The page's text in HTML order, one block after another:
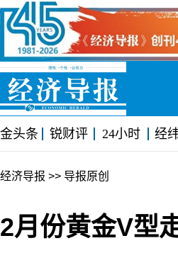
金头条 锐财评 24小时 经
经济导报 >> 导报原创
2月份黄金V型